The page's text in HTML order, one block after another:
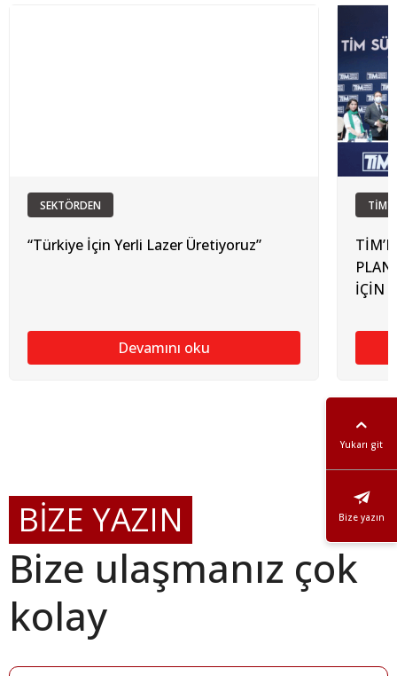
SEKTÖRDEN
“Türkiye İçin Yerli Lazer Üretiyoruz”
Devamını oku
İÇİN
BİZE YAZIN
Bize ulaşmanız çok
kolay
Yukarı git
Bize yazın